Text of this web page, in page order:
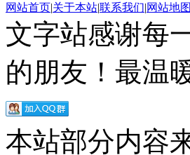
网站首页|关于本站|联系我们|网站地图
文字站感谢每
的朋友！最温
本站部分内容